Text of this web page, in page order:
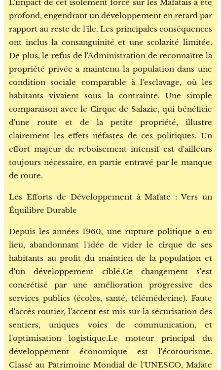
L'impact de cet isolement forcé sur les Mafatais a été
profond, engendrant un développement en retard par
rapport au reste de l'île. Les principales conséquences
ont inclus la consanguinité et une scolarité limitée.
De plus, le refus de l'Administration de reconnaître la
propriété privée a maintenu la population dans une
condition sociale comparable à l'esclavage, où les
habitants vivaient sous la contrainte. Une simple
comparaison avec le Cirque de Salazie, qui bénéficie
d'une route et de la petite propriété, illustre
clairement les effets néfastes de ces politiques. Un
effort majeur de reboisement intensif est d'ailleurs
toujours nécessaire, en partie entravé par le manque
de route.
Les Efforts de Développement à Mafate : Vers un
Équilibre Durable
Depuis les années 1960, une rupture politique a eu
lieu, abandonnant l'idée de vider le cirque de ses
habitants au profit du maintien de la population et
d'un développement ciblé.Ce changement s'est
concrétisé par une amélioration progressive des
services publics (écoles, santé, télémédecine). Faute
d'accès routier, l'accent est mis sur la sécurisation des
sentiers, uniques voies de communication, et
l'optimisation logistique.Le moteur principal du
développement économique est l'écotourisme.
Classé au Patrimoine Mondial de l'UNESCO, Mafate